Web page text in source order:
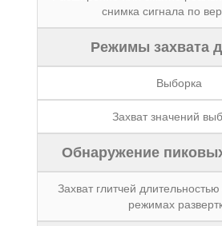
снимка сигнала по
Режимы захвата
Выборка
Захват значений
Обнаружение
Захват глитчей
режимах